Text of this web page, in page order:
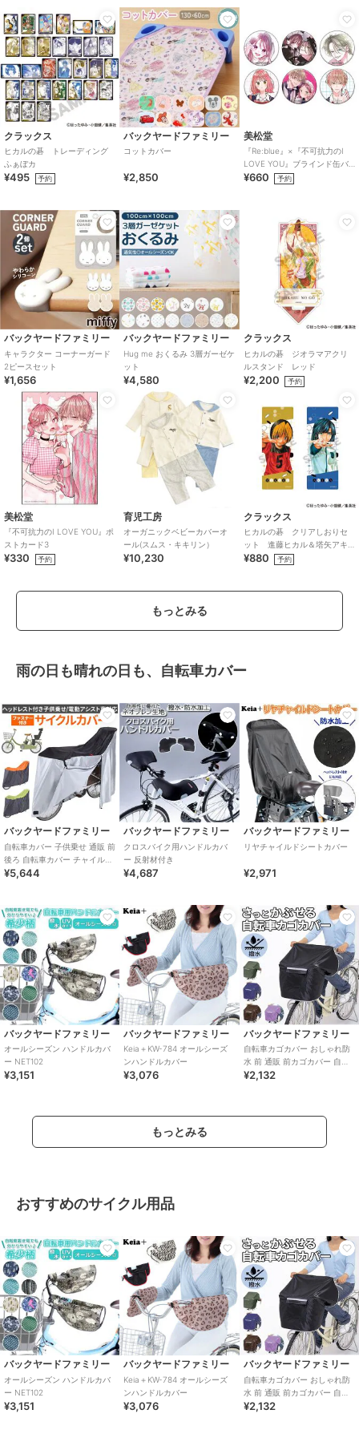
クラックス
ヒカルの碁 トレーディング
ふぁぼカ
¥495 予約
バックヤードファミリー
コットカバー
¥2,850
美松堂
『Re:blue』×『不可抗力のI
LOVE YOU』ブラインド缶バ
ッジ（全6種）
¥660 予約
バックヤードファミリー
キャラクター コーナーガード
2ピースセット
¥1,656
バックヤードファミリー
Hug me おくるみ 3層ガーゼケ
ット
¥4,580
クラックス
ヒカルの碁 ジオラマアクリ
ルスタンド レッド
¥2,200 予約
美松堂
『不可抗力のI LOVE YOU』ポ
ストカード3
¥330 予約
育児工房
オーガニックベビーカバーオ
ール(スムス・キキリン）
¥10,230
クラックス
ヒカルの碁 クリアしおりセ
ット 進藤ヒカル＆塔矢アキ
ラ
¥880 予約
もっとみる
雨の日も晴れの日も、自転車カバー
バックヤードファミリー
自転車カバー 子供乗せ 通販 前
後ろ 自転車カバー チャイルド
シートカバー 自転車用 リアチ
¥5,644
バックヤードファミリー
クロスバイク用ハンドルカバ
ー 反射材付き
¥4,687
バックヤードファミリー
リヤチャイルドシートカバー
¥2,971
バックヤードファミリー
オールシーズン ハンドルカバ
ー NET102
¥3,151
バックヤードファミリー
Keia＋KW-784 オールシーズ
ンハンドルカバー
¥3,076
バックヤードファミリー
自転車カゴカバー おしゃれ防
水 前 通販 前カゴカバー 自転
車 撥水 はっ水 雨 ホコリ シン
¥2,132
もっとみる
おすすめのサイクル用品
バックヤードファミリー
オールシーズン ハンドルカバ
ー NET102
¥3,151
バックヤードファミリー
Keia＋KW-784 オールシーズ
ンハンドルカバー
¥3,076
バックヤードファミリー
自転車カゴカバー おしゃれ防
水 前 通販 前カゴカバー 自転
車 撥水 はっ水 雨 ホコリ シン
¥2,132